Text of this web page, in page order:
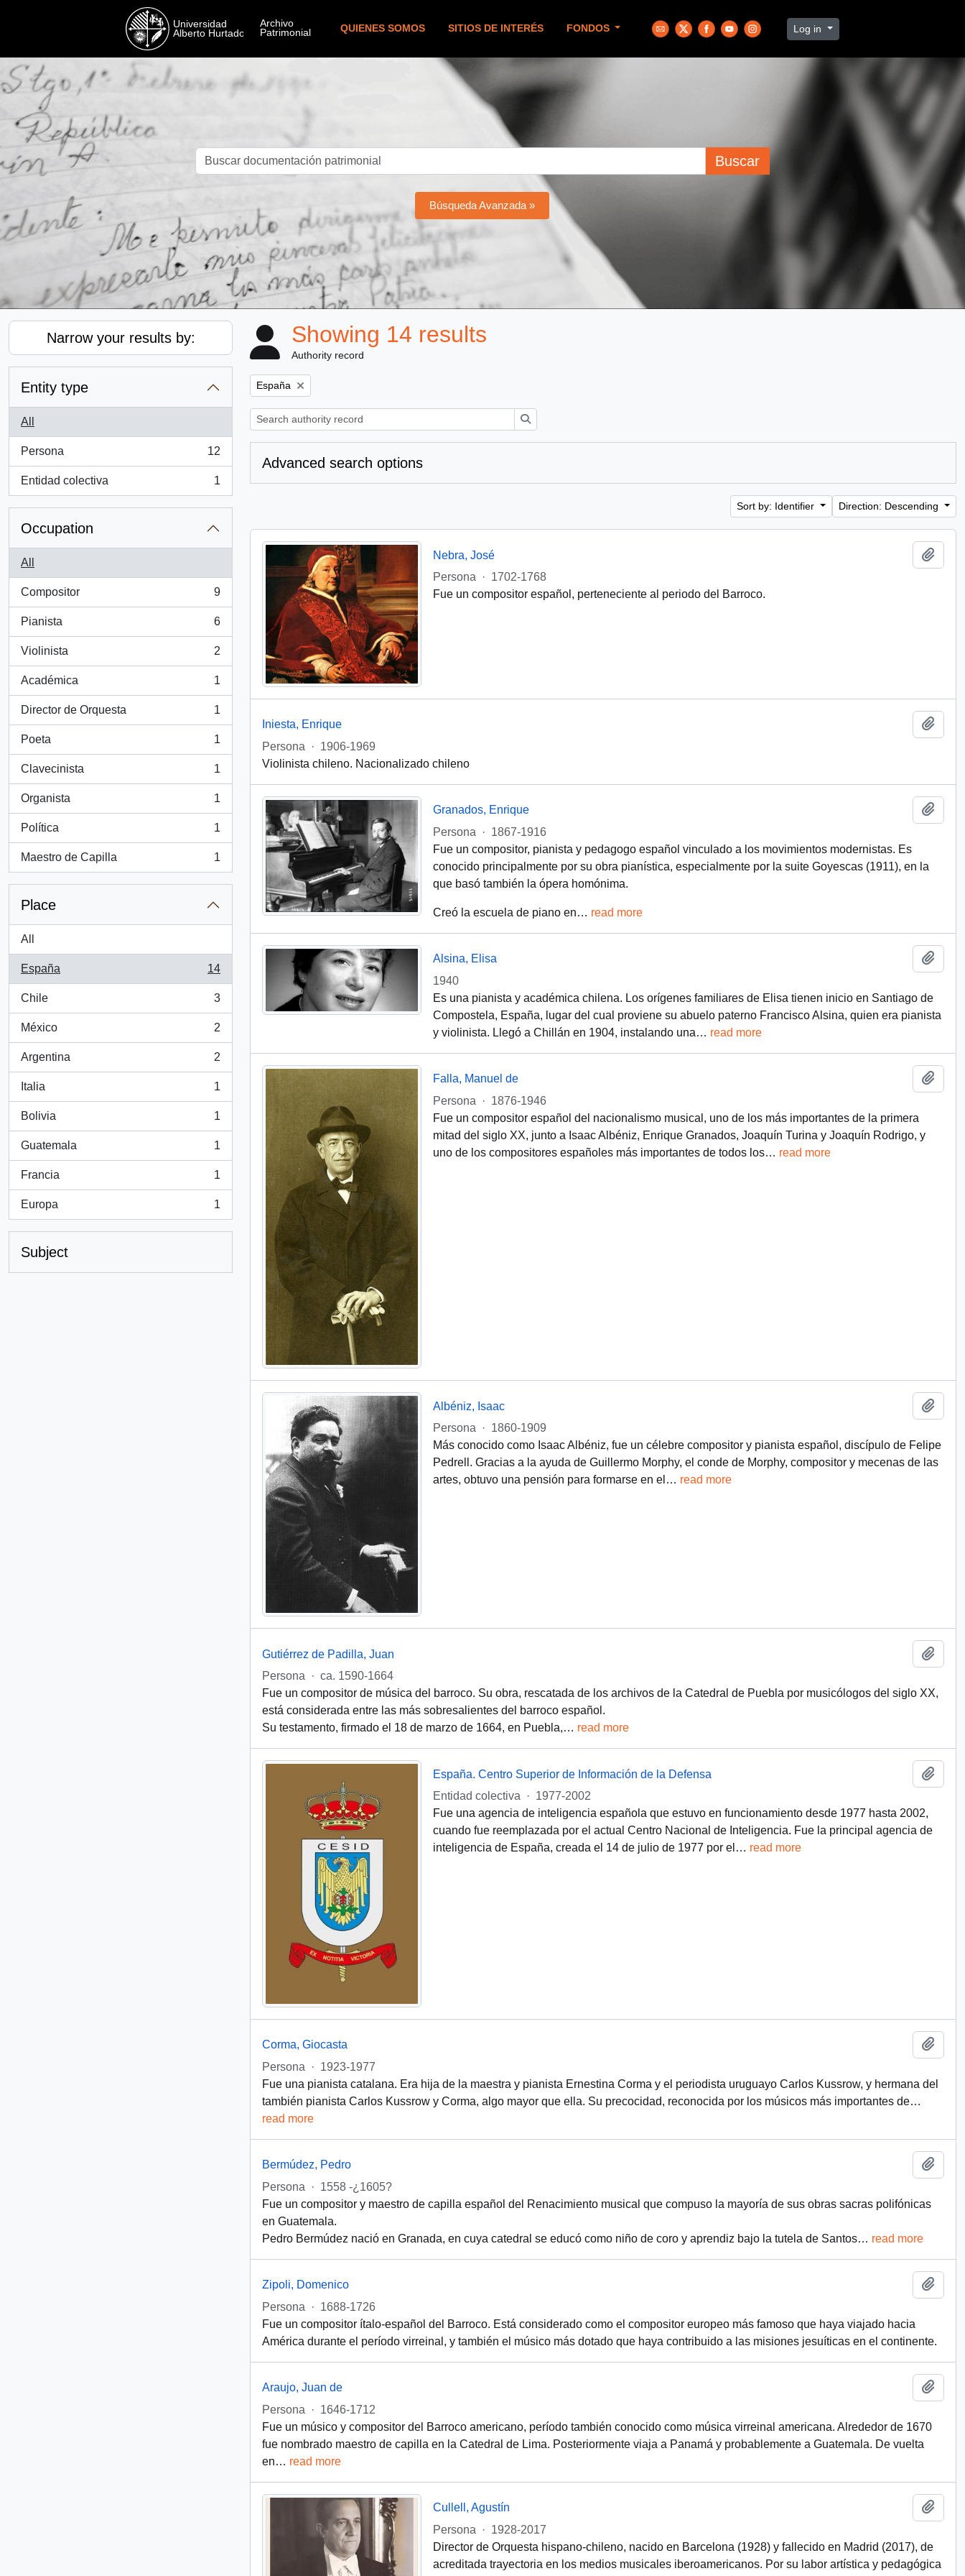
QUIENES SOMOS SITIOS DE INTERÉS FONDOS Log in
Buscar
Búsqueda Avanzada »
Narrow your results by:
Entity type
All
Persona
, 12 results
12
Entidad colectiva
, 1 results
1
Occupation
All
Compositor
, 9 results
9
Pianista
, 6 results
6
Violinista
, 2 results
2
Académica
, 1 results
1
Director de Orquesta
, 1 results
1
Poeta
, 1 results
1
Clavecinista
, 1 results
1
Organista
, 1 results
1
Política
, 1 results
1
Maestro de Capilla
, 1 results
1
Place
All
España
, 14 results
14
Chile
, 3 results
3
México
, 2 results
2
Argentina
, 2 results
2
Italia
, 1 results
1
Bolivia
, 1 results
1
Guatemala
, 1 results
1
Francia
, 1 results
1
Europa
, 1 results
1
Subject
Showing 14 results
Authority record
Remove filter:
España
Advanced search options
Sort by: Identifier Direction: Descending
Nebra, José
Persona
· 1702-1768
Fue un compositor español, perteneciente al periodo del Barroco.
Iniesta, Enrique
Persona
· 1906-1969
Violinista chileno. Nacionalizado chileno
Granados, Enrique
Persona
· 1867-1916
Fue un compositor, pianista y pedagogo español vinculado a los movimientos modernistas. Es
conocido principalmente por su obra pianística, especialmente por la suite Goyescas (1911), en la
que basó también la ópera homónima.
Creó la escuela de piano en… read more
Alsina, Elisa
1940
Es una pianista y académica chilena. Los orígenes familiares de Elisa tienen inicio en Santiago de
Compostela, España, lugar del cual proviene su abuelo paterno Francisco Alsina, quien era pianista
y violinista. Llegó a Chillán en 1904, instalando una… read more
Falla, Manuel de
Persona
· 1876-1946
Fue un compositor español del nacionalismo musical, uno de los más importantes de la primera
mitad del siglo XX, junto a Isaac Albéniz, Enrique Granados, Joaquín Turina y Joaquín Rodrigo, y
uno de los compositores españoles más importantes de todos los… read more
Albéniz, Isaac
Persona
· 1860-1909
Más conocido como Isaac Albéniz, fue un célebre compositor y pianista español, discípulo de Felipe
Pedrell. Gracias a la ayuda de Guillermo Morphy, el conde de Morphy, compositor y mecenas de las
artes, obtuvo una pensión para formarse en el … read more
Gutiérrez de Padilla, Juan
Persona
· ca. 1590-1664
Fue un compositor de música del barroco. Su obra, rescatada de los archivos de la Catedral de Puebla por musicólogos del siglo XX,
está considerada entre las más sobresalientes del barroco español.
Su testamento, firmado el 18 de marzo de 1664, en Puebla,… read more
España. Centro Superior de Información de la Defensa
Entidad colectiva
· 1977-2002
Fue una agencia de inteligencia española que estuvo en funcionamiento desde 1977 hasta 2002,
cuando fue reemplazada por el actual Centro Nacional de Inteligencia. Fue la principal agencia de
inteligencia de España, creada el 14 de julio de 1977 por el … read more
Corma, Giocasta
Persona
· 1923-1977
Fue una pianista catalana. Era hija de la maestra y pianista Ernestina Corma y el periodista uruguayo Carlos Kussrow, y hermana del
también pianista Carlos Kussrow y Corma, algo mayor que ella. Su precocidad, reconocida por los músicos más importantes de…
read more
Bermúdez, Pedro
Persona
· 1558 -¿1605?
Fue un compositor y maestro de capilla español del Renacimiento musical que compuso la mayoría de sus obras sacras polifónicas
en Guatemala.
Pedro Bermúdez nació en Granada, en cuya catedral se educó como niño de coro y aprendiz bajo la tutela de Santos… read more
Zipoli, Domenico
Persona
· 1688-1726
Fue un compositor ítalo-español del Barroco. Está considerado como el compositor europeo más famoso que haya viajado hacia
América durante el período virreinal, y también el músico más dotado que haya contribuido a las misiones jesuíticas en el continente.
Araujo, Juan de
Persona
· 1646-1712
Fue un músico y compositor del Barroco americano, período también conocido como música virreinal americana. Alrededor de 1670
fue nombrado maestro de capilla en la Catedral de Lima. Posteriormente viaja a Panamá y probablemente a Guatemala. De vuelta
en… read more
Cullell, Agustín
Persona
· 1928-2017
Director de Orquesta hispano-chileno, nacido en Barcelona (1928) y fallecido en Madrid (2017), de
acreditada trayectoria en los medios musicales iberoamericanos. Por su labor artística y pedagógica